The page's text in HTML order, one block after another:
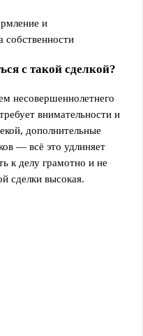
и
собственности
с такой сделкой?
несовершеннолетнего
внимательности и
дополнительные
— всё это удлиняет
к делу грамотно и не
сделки высокая.